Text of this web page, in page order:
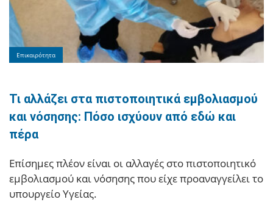
Επικαιρότητα
Τι αλλάζει στα πιστοποιητικά εμβολιασμού
και νόσησης: Πόσο ισχύουν από εδώ και
πέρα
Επίσημες πλέον είναι οι αλλαγές στο πιστοποιητικό
εμβολιασμού και νόσησης που είχε προαναγγείλει το
υπουργείο Υγείας.